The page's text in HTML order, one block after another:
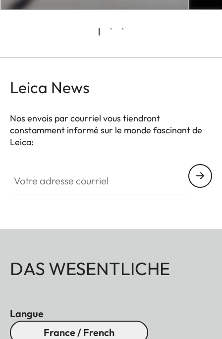
Leica News
Nos envois par courriel vous tiendront
constamment informé sur le monde fascinant de
Leica:
DAS WESENTLICHE
Langue
France / French